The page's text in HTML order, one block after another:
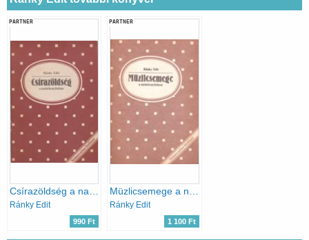
PARTNER
Csírazöldség a natúrkonyhában (biofüzetek)
Ránky Edit
990 Ft
PARTNER
Müzlicsemege a natúrkonyhában
Ránky Edit
1 100 Ft